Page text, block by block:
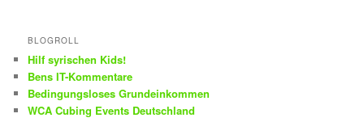
BLOGROLL
Hilf syrischen Kids!
Bens IT-Kommentare
Bedingungsloses Grundeinkommen
WCA Cubing Events Deutschland